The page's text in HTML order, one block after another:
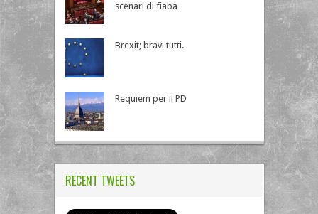
scenari di fiaba
Brexit; bravi tutti.
Requiem per il PD
RECENT TWEETS